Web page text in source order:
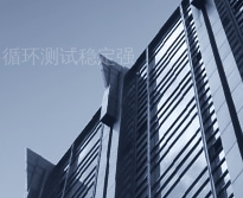
环测试稳定强